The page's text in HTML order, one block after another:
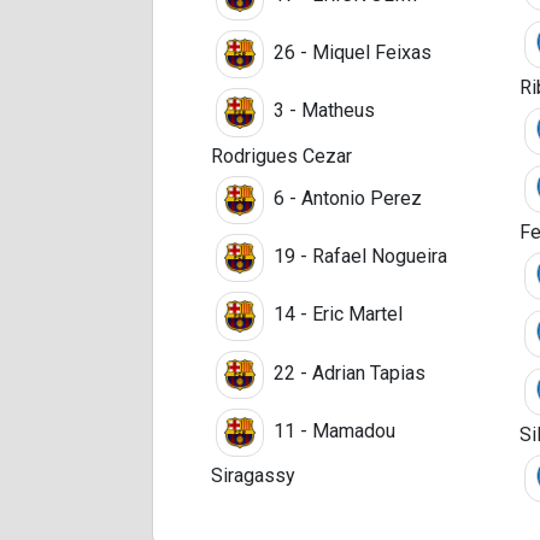
26 - Miquel Feixas
3 - Matheus
Rodrigues Cezar
6 - Antonio Perez
19 - Rafael Nogueira
14 - Eric Martel
22 - Adrian Tapias
11 - Mamadou
Siragassy